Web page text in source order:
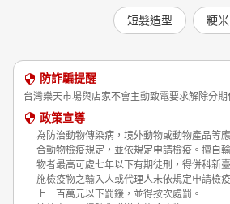
短髮造型 粳米
防詐騙提醒
台灣樂天市場與店家不會主動致電要求解除分期
政策宣導
為防治動物傳染病，境外動物或動物產品等
合動物檢疫規定，並依規定申請檢疫。擅自
物者最高可處七年以下有期徒刑，得併科新
施檢疫物之輸入人或代理人未依規定申請檢
上一百萬元以下罰鍰，並得按次處罰。